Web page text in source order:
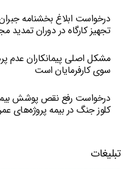
درخواست ابلاغ بخشنامه
تجهیز کارگاه در دوران تمدید
مشکل اصلی پیمانکاران عدم
سوی کارفرمایان است
درخواست رفع نقص پوشش
کلوز جنگ در بیمه پروژه‌های
تبلیغات